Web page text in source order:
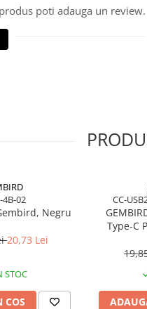
poti adauga un review.
4B-02
Negru
20,73 Lei
STOC
COS
CC-
Type-C